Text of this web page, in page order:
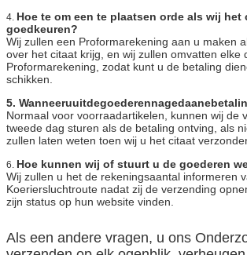
4. Hoe te om een te plaatsen orde als wij het
goedkeuren?
Wij zullen een Proformarekening aan u maken
over het citaat krijg, en wij zullen omvatten elke
Proformarekening, zodat kunt u de betaling
schikken.
5.
Normaal voor voorraadartikelen, kunnen wij de
tweede dag sturen als de betaling ontving, als
zullen laten weten toen wij u het citaat
6. Hoe kunnen wij of stuurt u de goederen
Wij zullen u het de rekeningsaantal informeren
Koeriersluchtroute nadat zij de verzending
zijn status op hun website vinden.
Als een andere vragen, u ons